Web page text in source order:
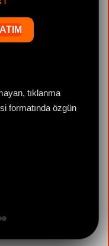
tıklanma
formatında özgün